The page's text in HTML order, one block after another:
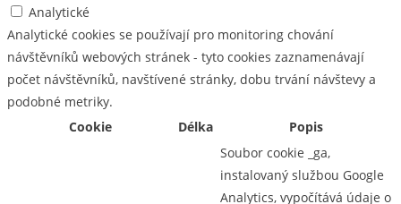
Analytické
Analytické cookies se používají pro monitoring chování
návštěvníků webových stránek - tyto cookies zaznamenávají
počet návštěvníků, navštívené stránky, dobu trvání návštevy a
podobné metriky.
Cookie
Délka
Popis
Soubor cookie _ga,
instalovaný službou Google
Analytics, vypočítává údaje o